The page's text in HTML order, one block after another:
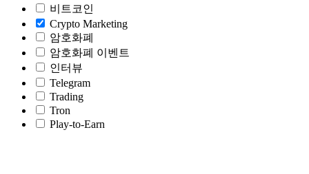
비트코인
Crypto Marketing
암호화폐
암호화폐 이벤트
인터뷰
Telegram
Trading
Tron
Play-to-Earn